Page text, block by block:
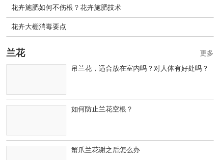
花卉施肥如何不伤根？花卉施肥技术
花卉大棚消毒要点
兰花
吊兰花，适合放在室内吗？对人体有好处吗？
如何防止兰花空根？
蟹爪兰花谢之后怎么办
更多